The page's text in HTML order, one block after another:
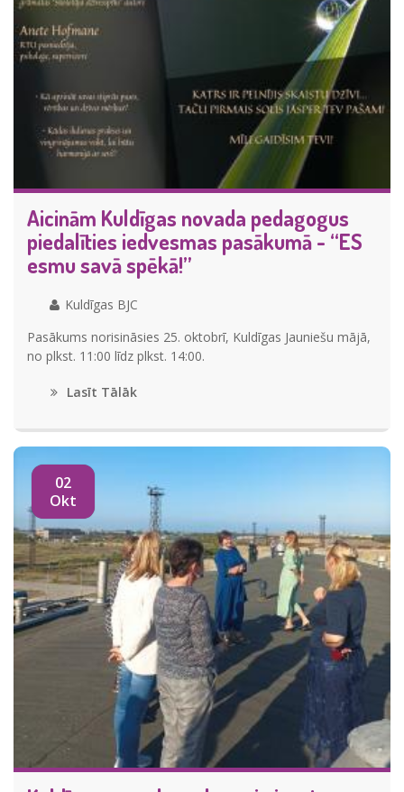
Aicinām Kuldīgas novada pedagogus
piedalīties iedvesmas pasākumā - “ES
esmu savā spēkā!”
Kuldīgas BJC
Pasākums norisināsies 25. oktobrī, Kuldīgas Jauniešu mājā,
no plkst. 11:00 līdz plkst. 14:00.
Lasīt Tālāk
02
Okt